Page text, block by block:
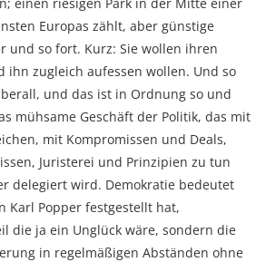
Europas zählt, aber günstige
und so fort. Kurz: Sie wollen ihren
ihn zugleich aufessen wollen. Und so
und das ist in Ordnung so und
mühsame Geschäft der Politik, das mit
mit Kompromissen und Deals,
Juristerei und Prinzipien zu tun
delegiert wird. Demokratie bedeutet
Karl Popper festgestellt hat,
die ja ein Unglück wäre, sondern die
in regelmäßigen Abständen ohne